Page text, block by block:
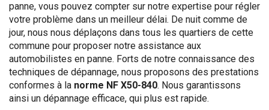
panne, vous pouvez compter sur notre expertise pour régler
votre problème dans un meilleur délai. De nuit comme de
jour, nous nous déplaçons dans tous les quartiers de cette
commune pour proposer notre assistance aux
automobilistes en panne. Forts de notre connaissance des
techniques de dépannage, nous proposons des prestations
conformes à la norme NF X50-840. Nous garantissons
ainsi un dépannage efficace, qui plus est rapide.